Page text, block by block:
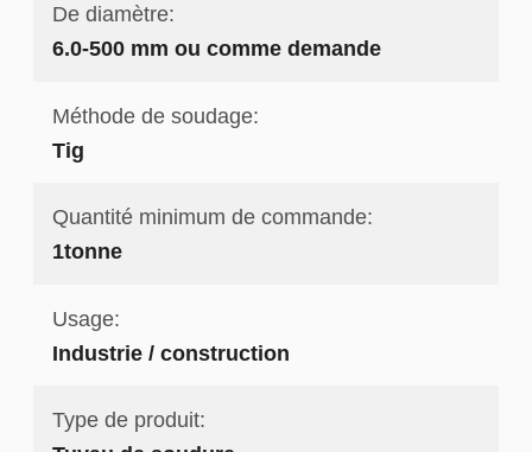
De diamètre:
6.0-500 mm ou comme demande
Méthode de soudage:
Tig
Quantité minimum de commande:
1tonne
Usage:
Industrie / construction
Type de produit: